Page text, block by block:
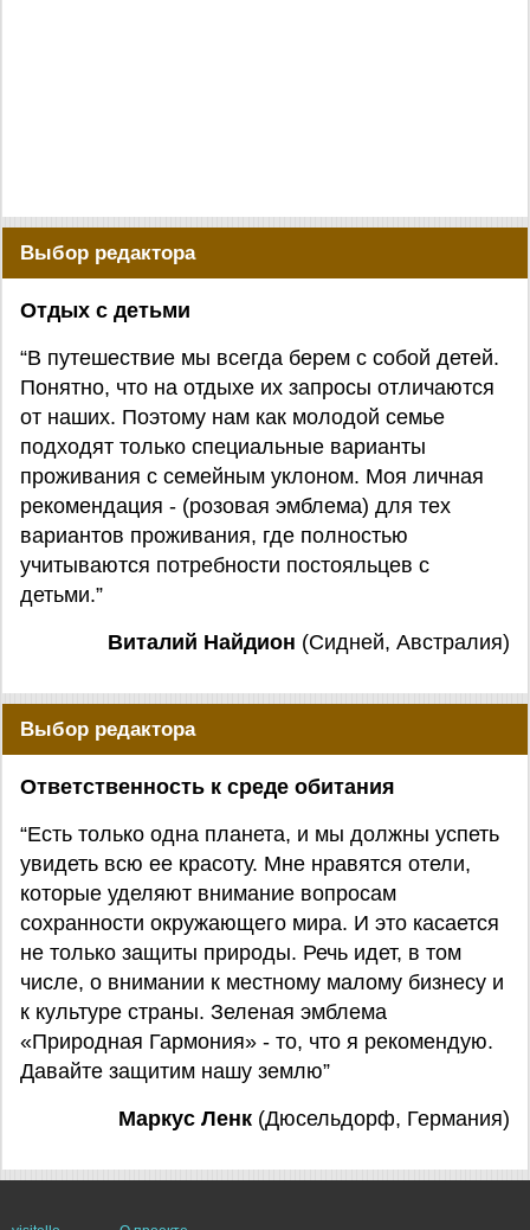
Выбор редактора
Отдых с детьми
“В путешествие мы всегда берем с собой детей.
Понятно, что на отдыхе их запросы отличаются
от наших. Поэтому нам как молодой семье
подходят только специальные варианты
проживания с семейным уклоном. Моя личная
рекомендация - (розовая эмблема) для тех
вариантов проживания, где полностью
учитываются потребности постояльцев с
детьми.”
Виталий Найдион (Сидней, Австралия)
Выбор редактора
Ответственность к среде обитания
“Есть только одна планета, и мы должны успеть
увидеть всю ее красоту. Мне нравятся отели,
которые уделяют внимание вопросам
сохранности окружающего мира. И это касается
не только защиты природы. Речь идет, в том
числе, о внимании к местному малому бизнесу и
к культуре страны. Зеленая эмблема
«Природная Гармония» - то, что я рекомендую.
Давайте защитим нашу землю”
Маркус Ленк (Дюсельдорф, Германия)